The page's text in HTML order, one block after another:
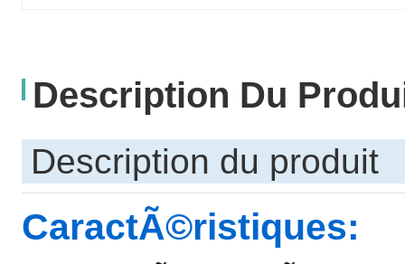
Description Du
Description du produit
CaractÃ©ristiques: